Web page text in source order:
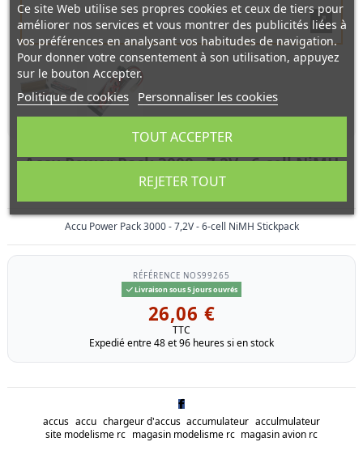
Accu Power Pack 3000 - 7,2V - 6-cell NiMH
Stickpack
Accu Power Pack 3000 - 7,2V - 6-cell NiMH Stickpack
RÉFÉRENCE NOS99265
Livraison sous 5 jours ouvrés
26,06 €
TTC
Expedié entre 48 et 96 heures si en stock
accus accu chargeur d'accus accumulateur acculmulateur
site modelisme rc magasin modelisme rc magasin avion rc
Ce site Web utilise ses propres cookies et ceux de tiers pour
améliorer nos services et vous montrer des publicités liées à
vos préférences en analysant vos habitudes de navigation.
Pour donner votre consentement à son utilisation, appuyez
sur le bouton Accepter.
Politique de cookies Personnaliser les cookies
REJETER TOUT
TOUT ACCEPTER